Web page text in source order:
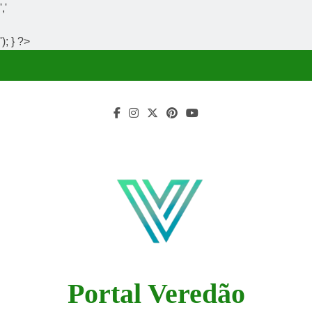
','
'); } ?>
Portal Veredão